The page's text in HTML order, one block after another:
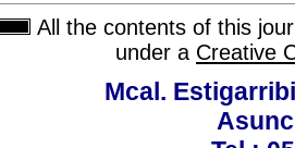
All the contents of this
under a Creative
Mcal.